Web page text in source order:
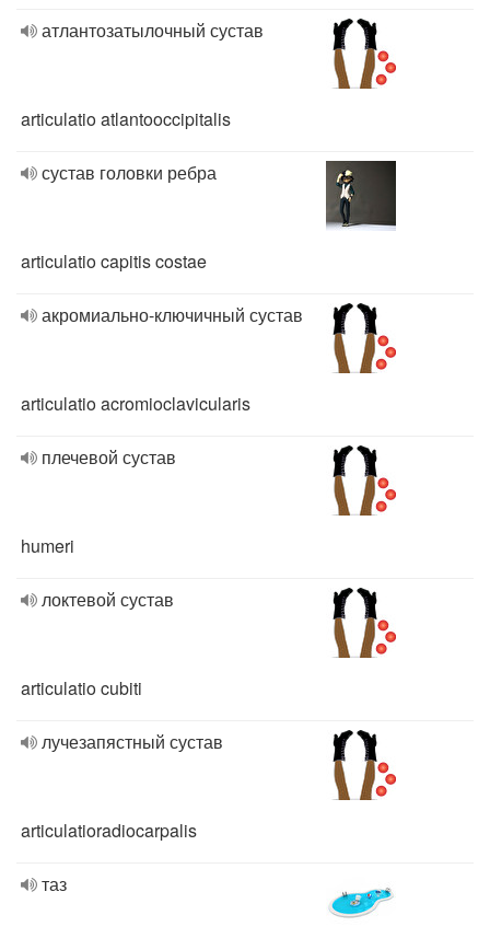
атлантозатылочный сустав
articulatio atlantooccipitalis
сустав головки ребра
articulatio capitis costae
акромиально-ключичный сустав
articulatio acromioclavicularis
плечевой сустав
humeri
локтевой сустав
articulatio cubiti
лучезапястный сустав
articulatioradiocarpalis
таз